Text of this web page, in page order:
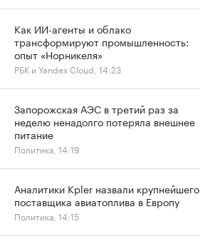
Как ИИ-агенты и облако
трансформируют промышленность:
опыт «Норникеля»
РБК и Yandex Cloud, 14:23
Запорожская АЭС в третий раз за
неделю ненадолго потеряла внешнее
питание
Политика, 14:19
Аналитики Kpler назвали крупнейшего
поставщика авиатоплива в Европу
Политика, 14:15